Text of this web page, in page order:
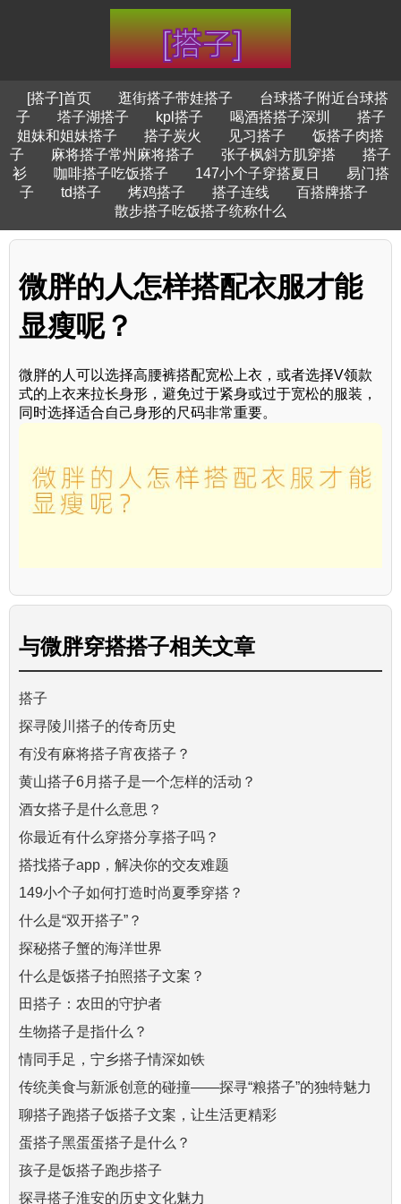
[搭子]首页 逛街搭子带娃搭子
台球搭子附近台球搭
子
塔子湖搭子 kpl搭子 喝酒搭搭子深圳
搭子
姐妹和姐妹搭子
搭子炭火 见习搭子
饭搭子肉搭
子
麻将搭子常州麻将搭子 张子枫斜方肌穿搭
搭子
衫
咖啡搭子吃饭搭子 147小个子穿搭夏日
易门搭
子
td搭子 烤鸡搭子 搭子连线
百搭牌搭子
散步搭子吃饭搭子统称什么
微胖的人怎样搭配衣服才能
显瘦呢？
微胖的人可以选择高腰裤搭配宽松上衣，或者选择V领款
式的上衣来拉长身形，避免过于紧身或过于宽松的服装，
同时选择适合自己身形的尺码非常重要。
与微胖穿搭搭子相关文章
搭子
探寻陵川搭子的传奇历史
有没有麻将搭子宵夜搭子？
黄山搭子6月搭子是一个怎样的活动？
酒女搭子是什么意思？
你最近有什么穿搭分享搭子吗？
搭找搭子app，解决你的交友难题
149小个子如何打造时尚夏季穿搭？
什么是“双开搭子”？
探秘搭子蟹的海洋世界
什么是饭搭子拍照搭子文案？
田搭子：农田的守护者
生物搭子是指什么？
情同手足，宁乡搭子情深如铁
传统美食与新派创意的碰撞——探寻“粮搭子”的独特魅力
聊搭子跑搭子饭搭子文案，让生活更精彩
蛋搭子黑蛋蛋搭子是什么？
孩子是饭搭子跑步搭子
探寻搭子淮安的历史文化魅力